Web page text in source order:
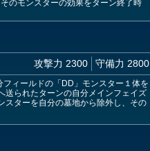
のモンスターの効果をターン終了時
攻撃力 2300 守備力 2800
ィールドの「DD」モンスター１体を
送られたターンの自分メインフェイズ
スターを自分の墓地から除外し、その